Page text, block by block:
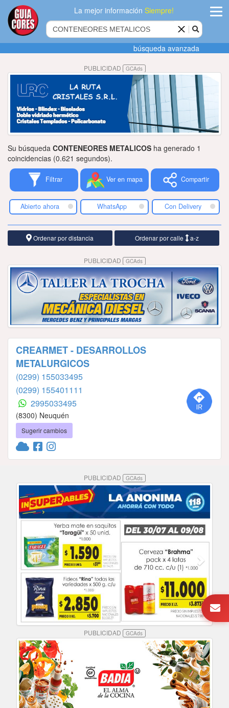
La mejor informaciónSiempre!
Agregar
empresa
Actualizar
datos
Publicidad
Tiendacores
Contactenos
búsqueda avanzada
PUBLICIDAD GCAds
Su búsqueda CONTENEORES METALICOS ha generado 1
coincidencias (0.621 segundos).
Filtrar Ver en mapa Compartir
Abierto ahora WhatsApp Con Delivery
Ordenar por distancia Ordenar por calle a-z
PUBLICIDAD GCAds
CREARMET - DESARROLLOS
METALURGICOS
(0299) 155033495
(0299) 155401111
2995033495
(8300) Neuquén
Sugerir cambios
PUBLICIDAD GCAds
PUBLICIDAD GCAds